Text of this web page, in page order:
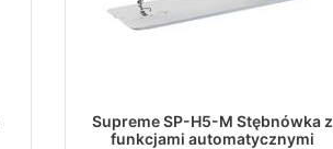
Supreme SP-H5-M Stębnówka z
funkcjami automatycznymi